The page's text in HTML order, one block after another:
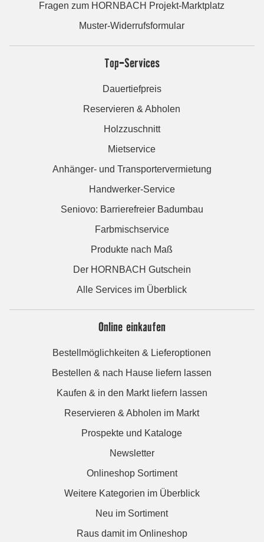
Fragen zum HORNBACH Projekt-Marktplatz
Muster-Widerrufsformular
Top-Services
Dauertiefpreis
Reservieren & Abholen
Holzzuschnitt
Mietservice
Anhänger- und Transportervermietung
Handwerker-Service
Seniovo: Barrierefreier Badumbau
Farbmischservice
Produkte nach Maß
Der HORNBACH Gutschein
Alle Services im Überblick
Online einkaufen
Bestellmöglichkeiten & Lieferoptionen
Bestellen & nach Hause liefern lassen
Kaufen & in den Markt liefern lassen
Reservieren & Abholen im Markt
Prospekte und Kataloge
Newsletter
Onlineshop Sortiment
Weitere Kategorien im Überblick
Neu im Sortiment
Raus damit im Onlineshop